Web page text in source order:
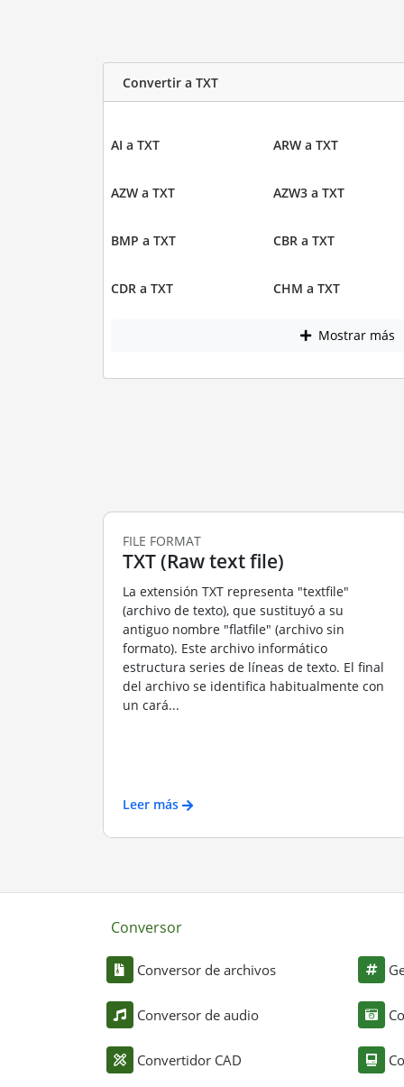
Convertir a TXT
AI a TXT ARW a TXT
AZW a TXT AZW3 a TXT
BMP a TXT CBR a TXT
CDR a TXT CHM a TXT
Mostrar más
FILE FORMAT
TXT (Raw text file)
La extensión TXT representa "textfile"
(archivo de texto), que sustituyó a su
antiguo nombre "flatfile" (archivo sin
formato). Este archivo informático
estructura series de líneas de texto. El final
del archivo se identifica habitualmente con
un cará...
Leer más
Conversor
Conversor de archivos
Conversor de audio
Convertidor CAD